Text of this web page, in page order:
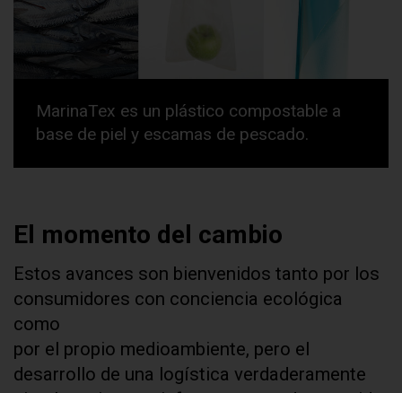
MarinaTex es un plástico compostable a
base de piel y escamas de pescado.
El momento del cambio
Estos avances son bienvenidos tanto por los
consumidores con conciencia ecológica
como
por el propio medioambiente, pero el
desarrollo de una logística verdaderamente